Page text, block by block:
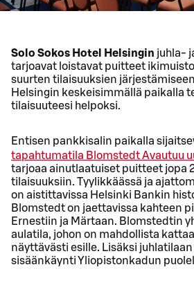
Solo Sokos Hotel Helsingin juhla-
tarjoavat loistavat puitteet
suurten tilaisuuksien
Helsingin keskeisimmällä paikalla
tilaisuuteesi helpoksi.
Entisen pankkisalin paikalla
tapahtumatila BlomstedtAvautuu
tarjoaa ainutlaatuiset puitteet jopa
tilaisuuksiin. Tyylikkäässä ja
on aistittavissa Helsinki Bankin
Blomstedt on jaettavissa kahteen
Ernestiin ja Märtaan. Blomstedtin
aulatila, johon on mahdollista
näyttävästi esille. Lisäksi
sisäänkäynti Yliopistonkadun